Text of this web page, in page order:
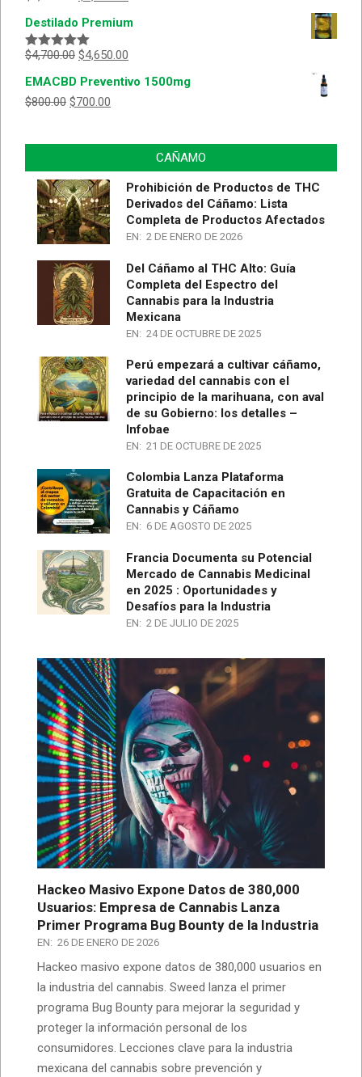
5
Destilado Premium
Valorado
5
$4,700.00 $4,650.00
EMACBD Preventivo 1500mg
$800.00 $700.00
CAÑAMO
Prohibición de Productos de THC
Derivados del Cáñamo: Lista
Completa de Productos Afectados
EN: 2 DE ENERO DE 2026
Del Cáñamo al THC Alto: Guía
Completa del Espectro del
Cannabis para la Industria
Mexicana
EN: 24 DE OCTUBRE DE 2025
Perú empezará a cultivar cáñamo,
variedad del cannabis con el
principio de la marihuana, con aval
de su Gobierno: los detalles –
Infobae
EN: 21 DE OCTUBRE DE 2025
Colombia Lanza Plataforma
Gratuita de Capacitación en
Cannabis y Cáñamo
EN: 6 DE AGOSTO DE 2025
Francia Documenta su Potencial
Mercado de Cannabis Medicinal
en 2025 : Oportunidades y
Desafíos para la Industria
EN: 2 DE JULIO DE 2025
Hackeo Masivo Expone Datos de 380,000
Usuarios: Empresa de Cannabis Lanza
Primer Programa Bug Bounty de la Industria
EN: 26 DE ENERO DE 2026
Hackeo masivo expone datos de 380,000 usuarios en
la industria del cannabis. Sweed lanza el primer
programa Bug Bounty para mejorar la seguridad y
proteger la información personal de los
consumidores. Lecciones clave para la industria
mexicana del cannabis sobre prevención y